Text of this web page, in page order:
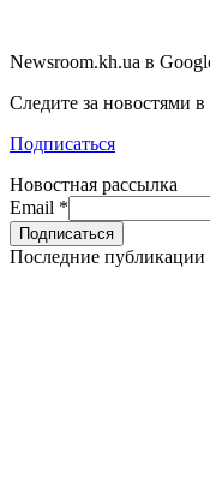
Newsroom.kh.ua в
Следите за новостями
Подписаться
Новостная рассылка
Email *
Последние публикации